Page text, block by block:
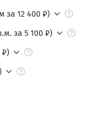
за 12 400 ₽)
за 5 100 ₽)
₽)